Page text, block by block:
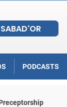
SABAD'OR
PODCASTS